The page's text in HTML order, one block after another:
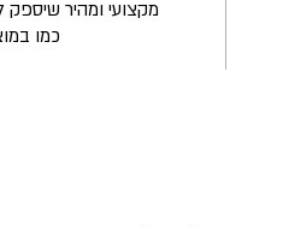
מקצועי ומהיר שיספק
כמו